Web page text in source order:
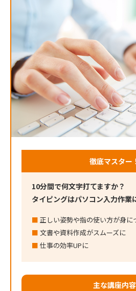
徹底マスター
10分間で何文字打てますか？
タイピングはパソコン入力作業
正しい姿勢や指の使い方が身に
文書や資料作成がスムーズに
仕事の効率UPに
主な講座内容